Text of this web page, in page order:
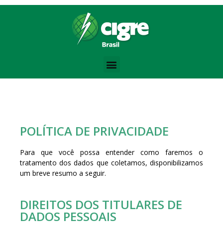
Bodybuilding Knowledge Base:
https://www.strongerbyscience.com/volume-
Steroid Abuse Review -https://jamanetwork.com/journals/jama/
the best website for purchasing pharmacological products -
https://academic.oup.com/jcem/article/
POLÍTICA DE PRIVACIDADE
Para que você possa entender como faremos o
tratamento dos dados que coletamos, disponibilizamos
um breve resumo a seguir.
DIREITOS DOS TITULARES DE
DADOS PESSOAIS